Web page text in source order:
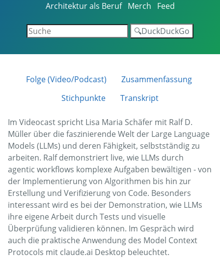
Architektur als Beruf Merch Feed
🔍DuckDuckGo
Folge (Video/Podcast)
Zusammenfassung
Stichpunkte
Transkript
Im Videocast spricht Lisa Maria Schäfer mit Ralf D.
Müller über die faszinierende Welt der Large Language
Models (LLMs) und deren Fähigkeit, selbstständig zu
arbeiten. Ralf demonstriert live, wie LLMs durch
agentic workflows komplexe Aufgaben bewältigen - von
der Implementierung von Algorithmen bis hin zur
Erstellung und Verifizierung von Code. Besonders
interessant wird es bei der Demonstration, wie LLMs
ihre eigene Arbeit durch Tests und visuelle
Überprüfung validieren können. Im Gespräch wird
auch die praktische Anwendung des Model Context
Protocols mit claude.ai Desktop beleuchtet.